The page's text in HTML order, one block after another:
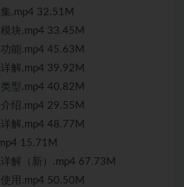
.mp4 32.51M
块.mp4 33.45M
能.mp4 45.63M
解.mp4 39.92M
型.mp4 40.82M
绍.mp4 29.55M
解.mp4 48.77M
15.71M
解（新）.mp4 67.73M
用.mp4 50.50M